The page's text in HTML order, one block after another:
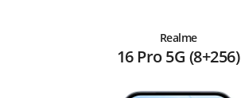
Realme
16 Pro 5G (8+256)